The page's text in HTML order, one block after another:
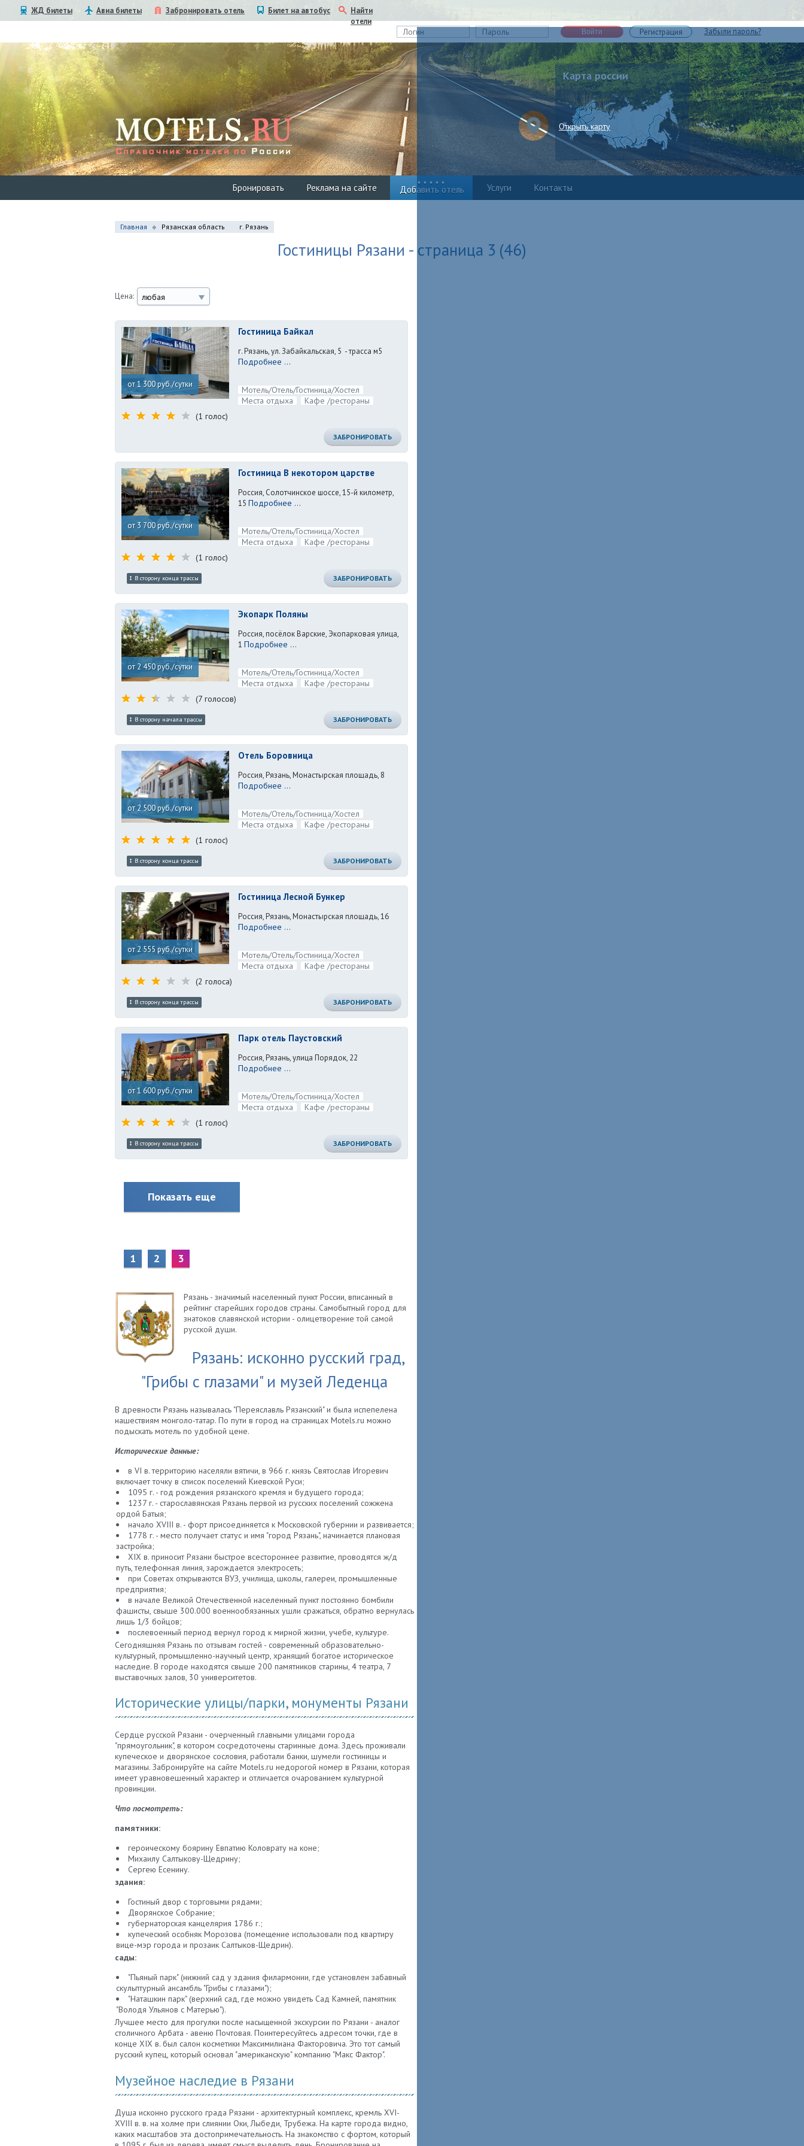
ЖД билеты Авиа билеты Забронировать отель Билет на автобус
Найти
отели
Войти Регистрация Забыли пароль?
Карта россии
Бронировать Реклама на сайте Добавить отель Услуги Контакты
Главная Рязанская область г. Рязань
Гостиницы Рязани - страница 3 (46)
Цена: любая
от 1 300 руб./сутки
Гостиница Байкал
г. Рязань, ул. Забайкальская, 5 - трасса м5
Подробнее ...
Мотель/Отель/Гостиница/Хостел
Места отдыха
Кафе /рестораны
(1 голос)
ЗАБРОНИРОВАТЬ
от 3 700 руб./сутки
Гостиница В некотором царстве
Россия, Солотчинское шоссе, 15-й километр,
15 Подробнее ...
Мотель/Отель/Гостиница/Хостел
Места отдыха
Кафе /рестораны
(1 голос)
В сторону конца трассы ЗАБРОНИРОВАТЬ
от 2 450 руб./сутки
Экопарк Поляны
Россия, посёлок Варские, Экопарковая улица,
1 Подробнее ...
Мотель/Отель/Гостиница/Хостел
Места отдыха
Кафе /рестораны
(7 голосов)
В сторону начала трассы ЗАБРОНИРОВАТЬ
от 2 500 руб./сутки
Отель Боровница
Россия, Рязань, Монастырская площадь, 8
Подробнее ...
Мотель/Отель/Гостиница/Хостел
Места отдыха
Кафе /рестораны
(1 голос)
В сторону конца трассы ЗАБРОНИРОВАТЬ
от 2 555 руб./сутки
Гостиница Лесной Бункер
Россия, Рязань, Монастырская площадь, 16
Подробнее ...
Мотель/Отель/Гостиница/Хостел
Места отдыха
Кафе /рестораны
(2 голоса)
В сторону конца трассы ЗАБРОНИРОВАТЬ
от 1 600 руб./сутки
Парк отель Паустовский
Россия, Рязань, улица Порядок, 22
Подробнее ...
Мотель/Отель/Гостиница/Хостел
Места отдыха
Кафе /рестораны
(1 голос)
В сторону конца трассы ЗАБРОНИРОВАТЬ
Показать еще
1 2 3
Открыть карту
Рязань - значимый населенный пункт России, вписанный в
рейтинг старейших городов страны. Самобытный город для
знатоков славянской истории - олицетворение той самой
русской души.
Рязань: исконно русский град,
"Грибы с глазами" и музей Леденца
В древности Рязань называлась "Переяславль Рязанский" и была испепелена
нашествиям монголо-татар. По пути в город на страницах Motels.ru можно
подыскать мотель по удобной цене.
Исторические данные:
в VI в. территорию населяли вятичи, в 966 г. князь Святослав Игоревич
включает точку в список поселений Киевской Руси;
1095 г. - год рождения рязанского кремля и будущего города;
1237 г. - старославянская Рязань первой из русских поселений сожжена
ордой Батыя;
начало XVIII в. - форт присоединяется к Московской губернии и развивается;
1778 г. - место получает статус и имя "город Рязань", начинается плановая
застройка;
XIX в. приносит Рязани быстрое всестороннее развитие, проводятся ж/д
путь, телефонная линия, зарождается электросеть;
при Советах открываются ВУЗ, училища, школы, галереи, промышленные
предприятия;
в начале Великой Отечественной населенный пункт постоянно бомбили
фашисты, свыше 300.000 военнообязанных ушли сражаться, обратно вернулась
лишь 1/3 бойцов;
послевоенный период вернул город к мирной жизни, учебе, культуре.
Сегодняшняя Рязань по отзывам гостей - современный образовательно-
культурный, промышленно-научный центр, хранящий богатое историческое
наследие. В городе находятся свыше 200 памятников старины, 4 театра, 7
выставочных залов, 30 университетов.
Исторические улицы/парки, монументы Рязани
Сердце русской Рязани - очерченный главными улицами города
"прямоугольник", в котором сосредоточены старинные дома. Здесь проживали
купеческое и дворянское сословия, работали банки, шумели гостиницы и
магазины. Забронируйте на сайте Motels.ru недорогой номер в Рязани, которая
имеет уравновешенный характер и отличается очарованием культурной
провинции.
Что посмотреть:
памятники:
героическому боярину Евпатию Коловрату на коне;
Михаилу Салтыкову-Щедрину;
Сергею Есенину.
здания:
Гостиный двор с торговыми рядами;
Дворянское Собрание;
губернаторская канцелярия 1786 г.;
купеческий особняк Морозова (помещение использовали под квартиру
вице-мэр города и прозаик Салтыков-Щедрин).
сады:
"Пьяный парк" (нижний сад у здания филармонии, где установлен забавный
скульптурный ансамбль "Грибы с глазами");
"Наташкин парк" (верхний сад, где можно увидеть Сад Камней, памятник
"Володя Ульянов с Матерью").
Лучшее место для прогулки после насыщенной экскурсии по Рязани - аналог
столичного Арбата - авеню Почтовая. Поинтересуйтесь адресом точки, где в
конце XIX в. был салон косметики Максимилиана Факторовича. Это тот самый
русский купец, который основал "американскую" компанию "Макс Фактор".
Музейное наследие в Рязани
Душа исконно русского града Рязани - архитектурный комплекс, кремль XVI-
XVIII в. в. на холме при слиянии Оки, Лыбеди, Трубежа. На карте города видно,
каких масштабов эта достопримечательность. На знакомство с фортом, который